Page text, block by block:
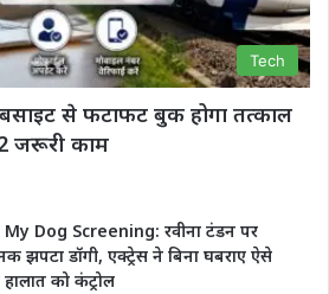
Tech
से फटाफट बुक होगा तत्काल
जरूरी काम
Dog Screening: रवीना टंडन पर
झपटा डॉगी, एक्ट्रेस ने बिना घबराए ऐसे
को कंट्रोल